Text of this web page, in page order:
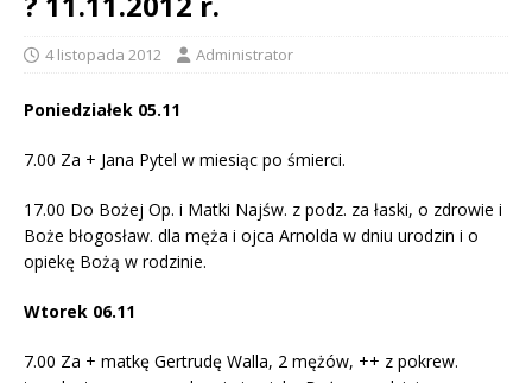
4 listopada 2012 Administrator
Poniedziałek 05.11
7.00 Za + Jana Pytel w miesiąc po śmierci.
17.00 Do Bożej Op. i Matki Najśw. z podz. za łaski, o zdrowie i
Boże błogosław. dla męża i ojca Arnolda w dniu urodzin i o
opiekę Bożą w rodzinie.
Wtorek 06.11
7.00 Za + matkę Gertrudę Walla, 2 mężów, ++ z pokrew.